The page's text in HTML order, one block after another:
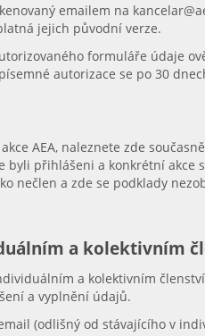
emailem na
jejich původní verze.
formuláře údaje
autorizace se po 30
AEA, naleznete zde
byli přihlášeni a konkrétní
nečlen a zde se podklady
a kolektivním
a kolektivním
a vyplnění údajů.
(odlišný od stávajícího v